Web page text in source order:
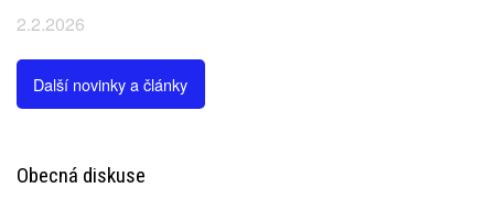
2.2.2026
Další novinky a články
Obecná diskuse